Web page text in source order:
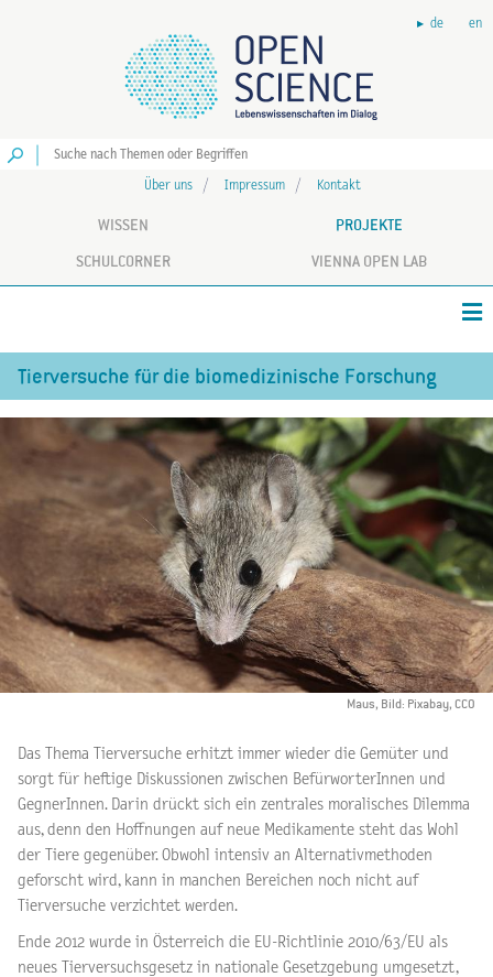
de en
Über uns Impressum Kontakt
WISSEN PROJEKTE
SCHULCORNER VIENNA OPEN LAB
Tierversuche für die biomedizinische Forschung
Maus, Bild: Pixabay, CCO
Das Thema Tierversuche erhitzt immer wieder die Gemüter und
sorgt für heftige Diskussionen zwischen BefürworterInnen und
GegnerInnen. Darin drückt sich ein zentrales moralisches Dilemma
aus, denn den Hoffnungen auf neue Medikamente steht das Wohl
der Tiere gegenüber. Obwohl intensiv an Alternativmethoden
geforscht wird, kann in manchen Bereichen noch nicht auf
Tierversuche verzichtet werden.
Ende 2012 wurde in Österreich die EU-Richtlinie 2010/63/EU als
neues Tierversuchsgesetz in nationale Gesetzgebung umgesetzt,